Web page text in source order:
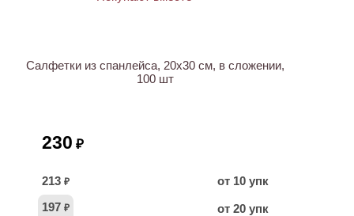
Салфетки из спанлейса, 20х30 см, в сложении,
100 шт
230 ₽
213 ₽
от 10 упк
197 ₽ от 20 упк